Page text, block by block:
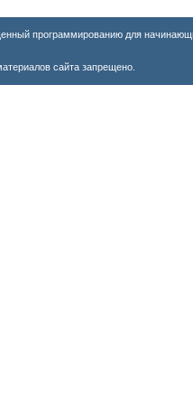
программированию для
сайта запрещено.